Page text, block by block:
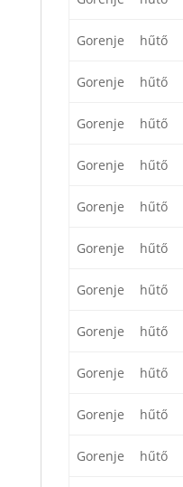
Gorenje hűtő
Gorenje hűtő
Gorenje hűtő
Gorenje hűtő
Gorenje hűtő
Gorenje hűtő
Gorenje hűtő
Gorenje hűtő
Gorenje hűtő
Gorenje hűtő
Gorenje hűtő